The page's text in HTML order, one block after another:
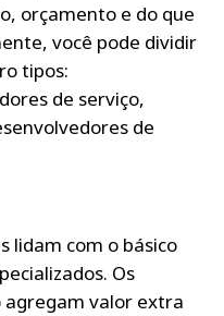
orçamento e do que
você pode dividir
tipos:
de serviço,
de
lidam com o básico
Os
agregam valor extra